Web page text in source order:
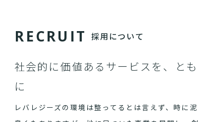
RECRU IT 採用について
社会的に価値あるサービスを、とも
に
レバレジーズの環境は整ってるとは言えず、時に泥